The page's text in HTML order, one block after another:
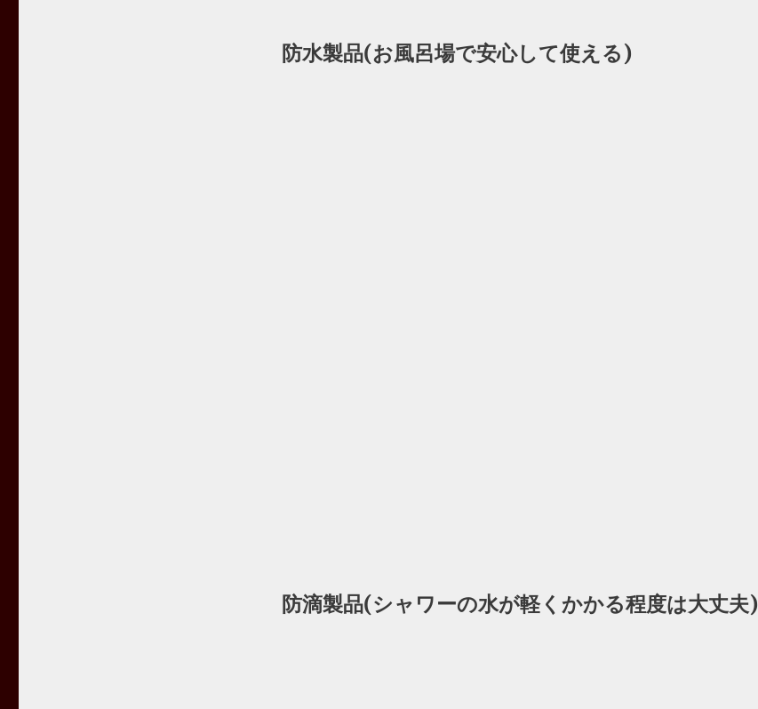
防水製品(お風呂場で安心して使える)
防滴製品(シャワーの水が軽くかかる程度は大丈夫)